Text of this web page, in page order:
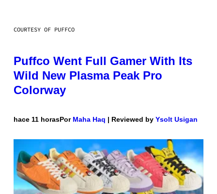
COURTESY OF PUFFCO
Puffco Went Full Gamer With Its
Wild New Plasma Peak Pro
Colorway
hace 11 horasPor Maha Haq | Reviewed by Ysolt Usigan